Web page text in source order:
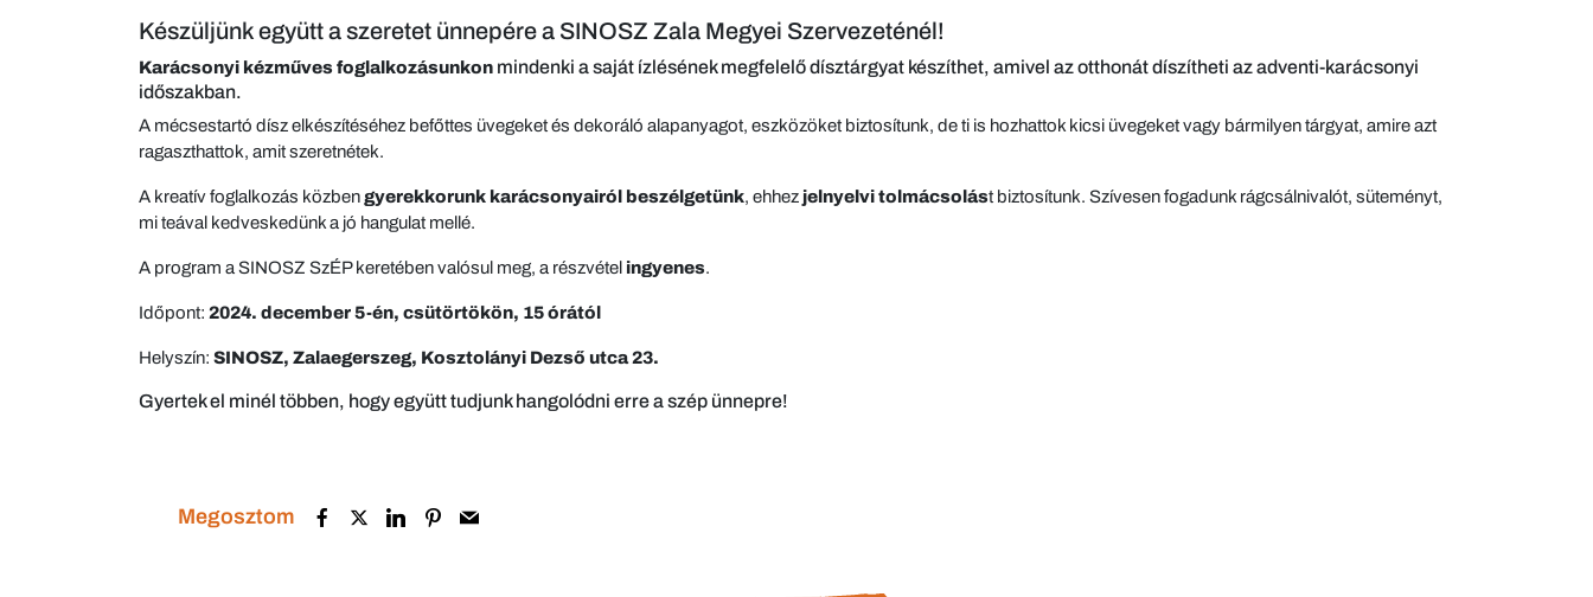
Készüljünk együtt a szeretet ünnepére a SINOSZ Zala Megyei Szervezeténél!
Karácsonyi kézműves foglalkozásunkon mindenki a saját ízlésének megfelelő dísztárgyat készíthet, amivel az otthonát díszítheti az adventi-karácsonyi
időszakban.
A mécsestartó dísz elkészítéséhez befőttes üvegeket és dekoráló alapanyagot, eszközöket biztosítunk, de ti is hozhattok kicsi üvegeket vagy bármilyen tárgyat, amire azt
ragaszthattok, amit szeretnétek.
A kreatív foglalkozás közbengyerekkorunk karácsonyairól beszélgetünk, ehhez jelnyelvi tolmácsolást biztosítunk. Szívesen fogadunk rágcsálnivalót, süteményt,
mi teával kedveskedünk a jó hangulat mellé.
A program a SINOSZ SzÉP keretében valósul meg, a részvétel ingyenes.
Időpont: 2024. december 5-én, csütörtökön, 15 órától
Helyszín: SINOSZ, Zalaegerszeg, Kosztolányi Dezső utca 23.
Gyertek el minél többen, hogy együtt tudjunk hangolódni erre a szép ünnepre!
Megosztom